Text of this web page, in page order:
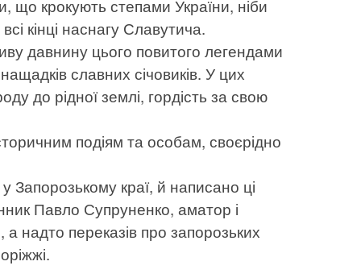
що крокують степами України, ніби
кінці наснагу Славутича.
давнину цього повитого легендами
славних січовиків. У цих
до рідної землі, гордість за свою
подіям та особам, своєрідно
Запорозькому краї, й написано ці
Павло Супруненко, аматор і
надто переказів про запорозьких